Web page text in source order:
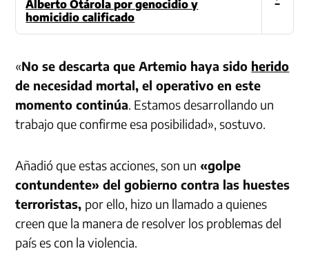
Alberto Otárola por genocidio y
homicidio calificado
«No se descarta que Artemio haya sido herido
de necesidad mortal, el operativo en este
momento continúa. Estamos desarrollando un
trabajo que confirme esa posibilidad», sostuvo.
Añadió que estas acciones, son un «golpe
contundente» del gobierno contra las huestes
terroristas, por ello, hizo un llamado a quienes
creen que la manera de resolver los problemas del
país es con la violencia.